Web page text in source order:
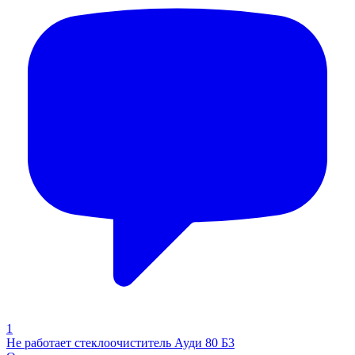
1
Не работает стеклоочиститель Ауди 80 Б3